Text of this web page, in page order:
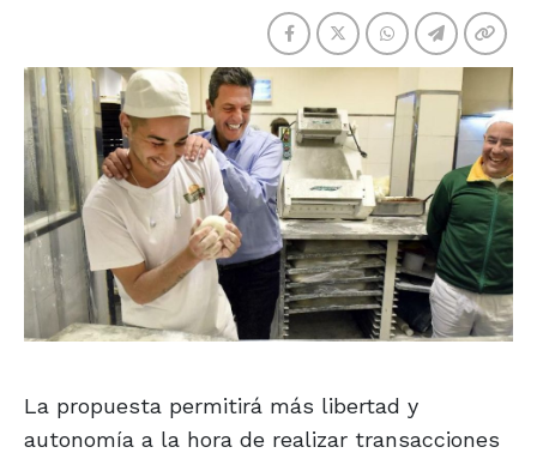
La propuesta permitirá más libertad y
autonomía a la hora de realizar transacciones